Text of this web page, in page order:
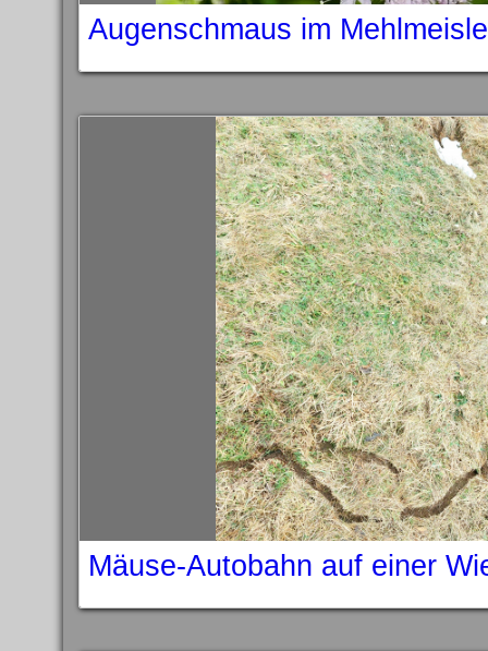
Augenschmaus im
Mäuse-Autobahn auf einer